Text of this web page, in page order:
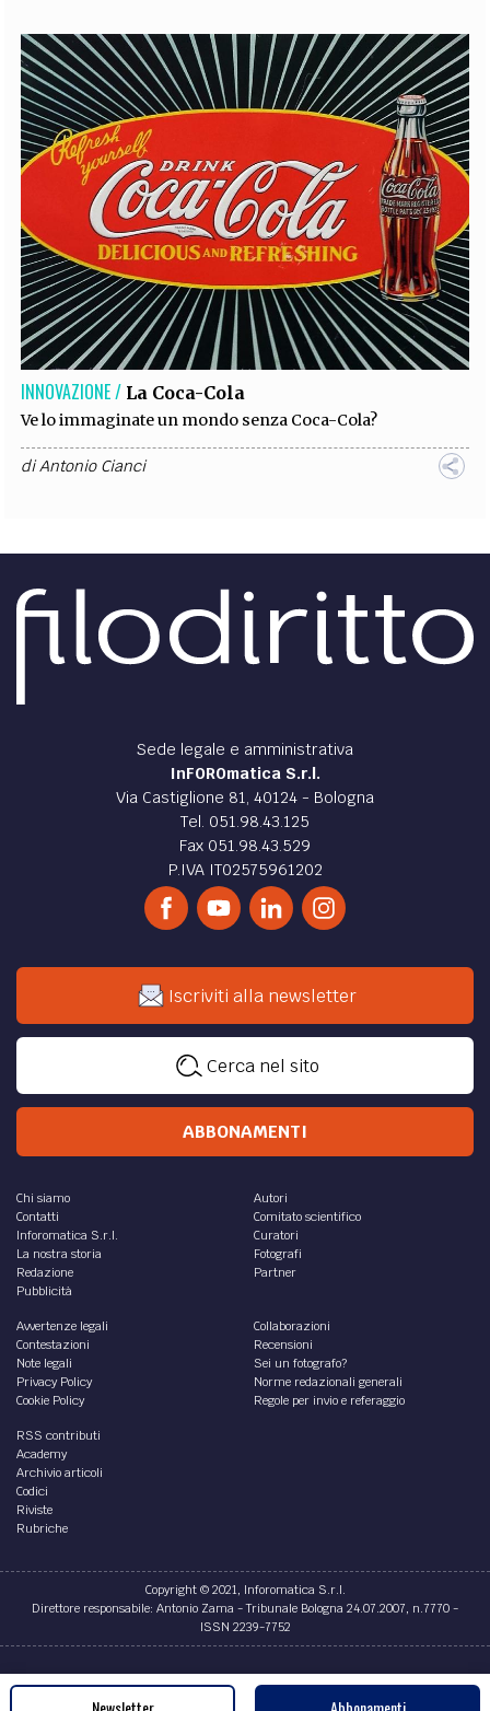
INNOVAZIONE / La Coca-Cola
Ve lo immaginate un mondo senza Coca-Cola?
diAntonio Cianci
del fuso orario!
Antonio Cianci
Il condizionatore
Willis Haviland Carrier e l'invenzione grazie alla qual
riusciamo ad amare ancor più l'estate!
Antonio Cianci
I Collant
Collant: una rivoluzione nel mondo della moda.
Il Monopoli
di Antonio Cianci
INNOVAZIONE /
L'origine della bevanda più famosa del mondo.
diAntonio Cianci
INNOVAZIONE /
Se ne va Spencer Silver, l'inventore
del post-it
È morto a ottant'anni Spencer Silver, il chimico americano
inventore del post-it: storia dei foglietti adesivi più famosi
del mondo.
diAntonio Cianci
I pattini a rotelle
Eureka! La storia dei pattini a rotelle.